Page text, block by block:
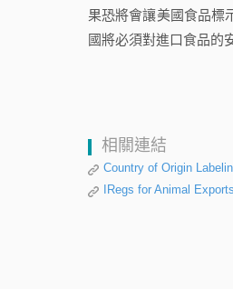
果恐將會讓美國食品標
國將必須對進口食品的
相關連結
Country of Origin
IRegs for Animal